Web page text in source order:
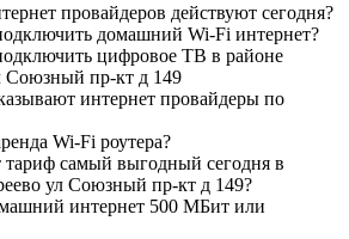
провайдеров действуют сегодня?
домашний Wi-Fi интернет?
цифровое ТВ в районе
Союзный пр-кт д 149
интернет провайдеры по
Wi-Fi роутера?
тариф самый выгодный сегодня в
ул Союзный пр-кт д 149?
интернет 500 МБит или